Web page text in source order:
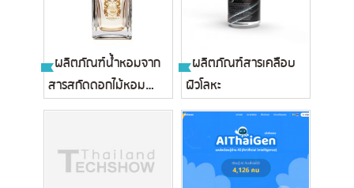
ผลิตภัณฑ์น้ำหอมจาก
สารสกัดดอกไม้หอมพื้น
เมือง...
ผลิตภัณฑ์สารเคลือบ
ผิวโลหะ